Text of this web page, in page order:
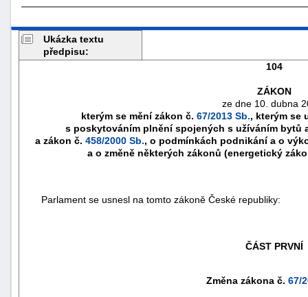
Ukázka textu
předpisu:
104
ZÁKON
ze dne 10. dubna
kterým se mění zákon č. 67/2013 Sb., kterým se
s poskytováním plnění spojených s užíváním bytů
a zákon č. 458/2000 Sb., o podmínkách podnikání a o
a o změně některých zákonů (energetický
Parlament se usnesl na tomto zákoně České republiky:
ČÁST PRVNÍ
Změna zákona č. 67/
škody